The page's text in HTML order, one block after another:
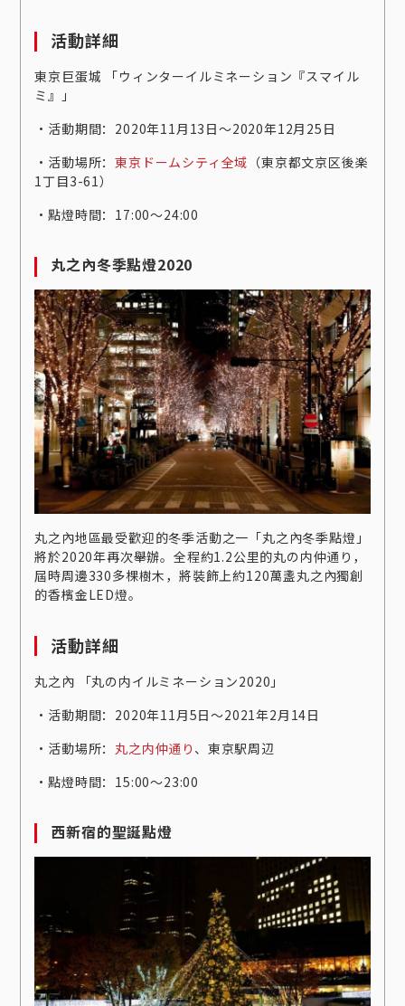
活動詳細
東京巨蛋城 「ウィンターイルミネーション『スマイル
ミ』」
‧活動期間：2020年11月13日～2020年12月25日
‧活動場所：東京ドームシティ全域 （東京都文京区後楽
1丁目3-61）
‧點燈時間：17:00～24:00
丸之內冬季點燈2020
丸之內地區最受歡迎的冬季活動之一「丸之內冬季點燈」
將於2020年再次舉辦。全程約1.2公里的丸の内仲通り，
屆時周邊330多棵樹木，將裝飾上約120萬盞丸之內獨創
的香檳金LED燈。
活動詳細
丸之內 「丸の内イルミネーション2020」
‧活動期間：2020年11月5日〜2021年2月14日
‧活動場所： 丸之内仲通り 、東京駅周辺
‧點燈時間：15:00〜23:00
西新宿的聖誕點燈